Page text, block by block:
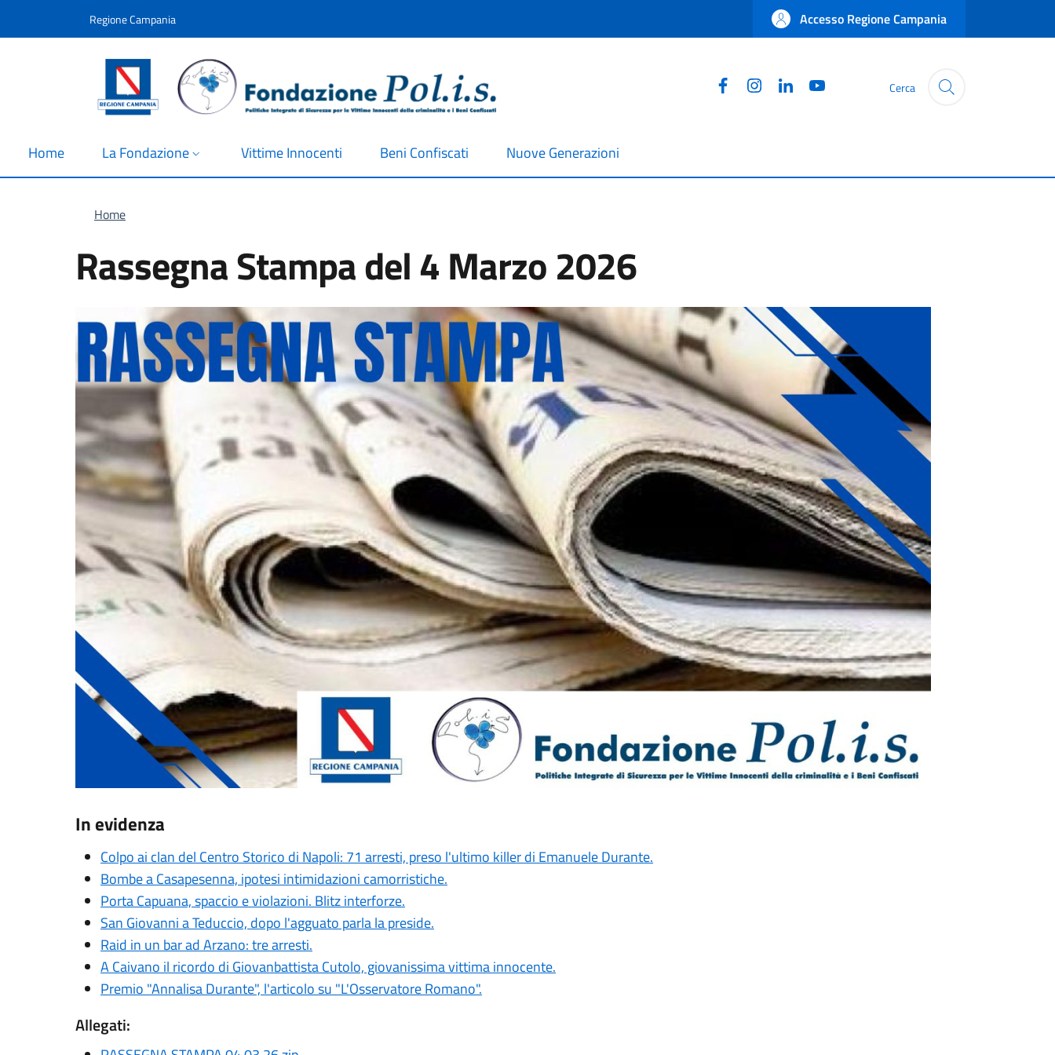
Regione Campania Accesso Regione Campania
FacebookInstagram
Linkedin Cerca
Home La Fondazione Vittime Innocenti Beni Confiscati Nuove Generazioni
Briciole di pane
Home
Rassegna Stampa del 4 Marzo 2026
In evidenza
Colpo ai clan del Centro Storico di Napoli: 71 arresti, preso l'ultimo killer di Emanuele Durante.
Bombe a Casapesenna, ipotesi intimidazioni camorristiche.
Porta Capuana, spaccio e violazioni. Blitz interforze.
San Giovanni a Teduccio, dopo l'agguato parla la preside.
Raid in un bar ad Arzano: tre arresti.
A Caivano il ricordo di Giovanbattista Cutolo, giovanissima vittima innocente.
Premio "Annalisa Durante", l'articolo su "L'Osservatore Romano".
Allegati: